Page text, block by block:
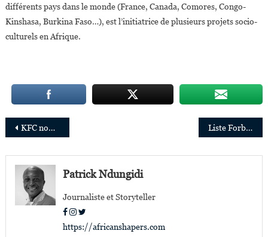
différents pays dans le monde (France, Canada, Comores, Congo-
Kinshasa, Burkina Faso…), est l’initiatrice de plusieurs projets socio-
culturels en Afrique.
Navigation
de
l’article
KFC nomme Letlhogonolo ‘Nolo’ Thobejane responsable de l’Afrique subsaharienne (En dehors de l’Afrique du Sud) Liste Forbes 2022: Portraits des 18 hommes les plus riches d’Afrique
Patrick Ndungidi
Journaliste et Storyteller
https://africanshapers.com